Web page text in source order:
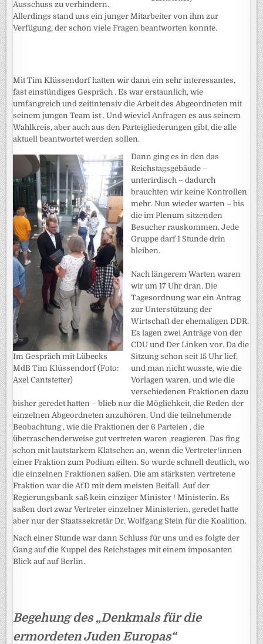
Ausschuss zu verhindern.
Allerdings stand uns ein junger Mitarbeiter von ihm zur
Verfügung, der schon viele Fragen beantworten konnte.
Mit Tim Klüssendorf hatten wir dann ein sehr interessantes,
fast einstündiges Gespräch . Es war erstaunlich, wie
umfangreich und zeitintensiv die Arbeit des Abgeordneten mit
seinem jungen Team ist . Und wieviel Anfragen es aus seinem
Wahlkreis, aber auch aus den Parteigliederungen gibt, die alle
aktuell beantwortet werden sollen.
Im Gespräch mit Lübecks
MdB Tim Klüssendorf (Foto:
Axel Cantstetter)
Dann ging es in den das
Reichstagsgebäude –
unterirdisch – dadurch
brauchten wir keine Kontrollen
mehr. Nun wieder warten – bis
die im Plenum sitzenden
Besucher rauskommen. Jede
Gruppe darf 1 Stunde drin
bleiben.
Nach längerem Warten waren
wir um 17 Uhr dran. Die
Tagesordnung war ein Antrag
zur Unterstützung der
Wirtschaft der ehemaligen DDR.
Es lagen zwei Anträge von der
CDU und Der Linken vor. Da die
Sitzung schon seit 15 Uhr lief,
und man nicht wusste, wie die
Vorlagen waren, und wie die
verschiedenen Fraktionen dazu
bisher geredet hatten – blieb nur die Möglichkeit, die Reden der
einzelnen Abgeordneten anzuhören. Und die teilnehmende
Beobachtung , wie die Fraktionen der 6 Parteien , die
überraschenderweise gut vertreten waren ,reagieren. Das fing
schon mit lautstarkem Klatschen an, wenn die Vertreter/innen
einer Fraktion zum Podium eilten. So wurde schnell deutlich, wo
die einzelnen Fraktionen saßen. Die am stärksten vertretene
Fraktion war die AfD mit dem meisten Beifall. Auf der
Regierungsbank saß kein einziger Minister / Ministerin. Es
saßen dort zwar Vertreter einzelner Ministerien, geredet hatte
aber nur der Staatssekretär Dr. Wolfgang Stein für die Koalition.
Nach einer Stunde war dann Schluss für uns und es folgte der
Gang auf die Kuppel des Reichstages mit einem imposanten
Blick auf auf Berlin.
Begehung des „Denkmals für die
ermordeten Juden Europas“